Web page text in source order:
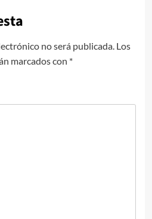
no será publicada. Los
marcados con *